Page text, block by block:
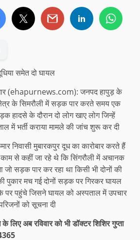
समेत दो घायल
(ehapurnews.com): जनपद हापुड़ के
के सिमरौली में सड़क पार करते समय एक
हादसे के दौरान दो लोग खाए लोग जिन्हें
में भर्ती कराया मामले की जांच शुरू कर दी
निवासी मुबारकपुर दूध का कारोबार करते हैं
से कहीं जा रहे थे कि सिंगरौली में अचानक
सड़क पार कर रहा था किसी भी दोनों की
पुकार मच गई दोनों सड़क पर गिरकर घायल
पर पहुंचे जिसने घायल को अस्पताल में उपचार
को सूचना दी
के लिए अब रविवार को भी डॉक्टर शिशिर गुप्ता